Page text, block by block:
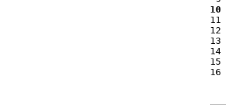
10
11
12
13
14
15
16